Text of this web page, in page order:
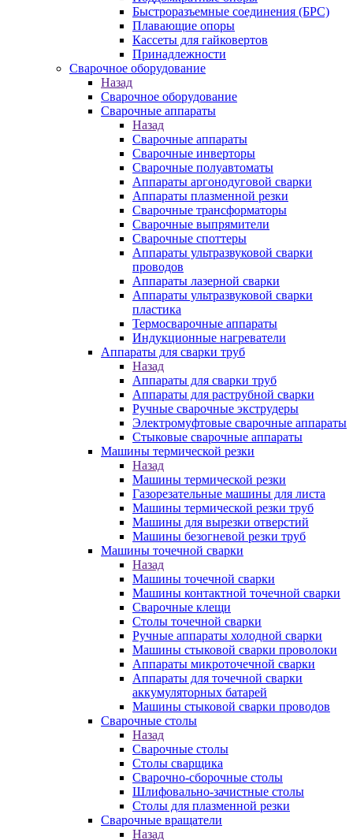
Быстроразъемные соединения (БРС)
Плавающие опоры
Кассеты для гайковертов
Принадлежности
Сварочное оборудование
Назад
Сварочное оборудование
Сварочные аппараты
Назад
Сварочные аппараты
Сварочные инверторы
Сварочные полуавтоматы
Аппараты аргонодуговой сварки
Аппараты плазменной резки
Сварочные трансформаторы
Сварочные выпрямители
Сварочные споттеры
Аппараты ультразвуковой сварки
проводов
Аппараты лазерной сварки
Аппараты ультразвуковой сварки
пластика
Термосварочные аппараты
Индукционные нагреватели
Аппараты для сварки труб
Назад
Аппараты для сварки труб
Аппараты для раструбной сварки
Ручные сварочные экструдеры
Электромуфтовые сварочные аппараты
Стыковые сварочные аппараты
Машины термической резки
Назад
Машины термической резки
Газорезательные машины для листа
Машины термической резки труб
Машины для вырезки отверстий
Машины безогневой резки труб
Машины точечной сварки
Назад
Машины точечной сварки
Машины контактной точечной сварки
Сварочные клещи
Столы точечной сварки
Ручные аппараты холодной сварки
Машины стыковой сварки проволоки
Аппараты микроточечной сварки
Аппараты для точечной сварки
аккумуляторных батарей
Машины стыковой сварки проводов
Сварочные столы
Назад
Сварочные столы
Столы сварщика
Сварочно-сборочные столы
Шлифовально-зачистные столы
Столы для плазменной резки
Сварочные вращатели
Назад